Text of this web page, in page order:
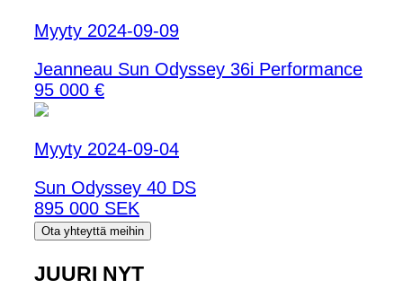
Myyty 2024-09-09
Jeanneau Sun Odyssey 36i Performance
95 000 €
Myyty 2024-09-04
Sun Odyssey 40 DS
895 000 SEK
Ota yhteyttä meihin
JUURI NYT